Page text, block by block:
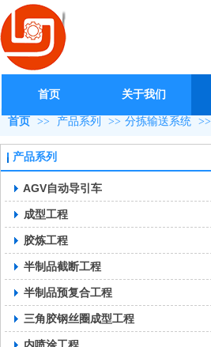
首页 关于我们
首页 >> 产品系列 >> 分拣输送系统 >>
产品系列
AGV自动导引车
成型工程
胶炼工程
半制品截断工程
半制品预复合工程
三角胶钢丝圈成型工程